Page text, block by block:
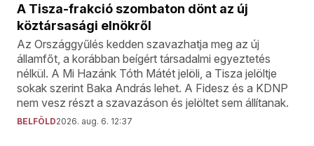
A Tisza-frakció szombaton dönt az új
köztársasági elnökről
Az Országgyűlés kedden szavazhatja meg az új
államfőt, a korábban beígért társadalmi egyeztetés
nélkül. A Mi Hazánk Tóth Mátét jelöli, a Tisza jelöltje
sokak szerint Baka András lehet. A Fidesz és a KDNP
nem vesz részt a szavazáson és jelöltet sem állítanak.
BELFÖLD2026. aug. 6. 12:37